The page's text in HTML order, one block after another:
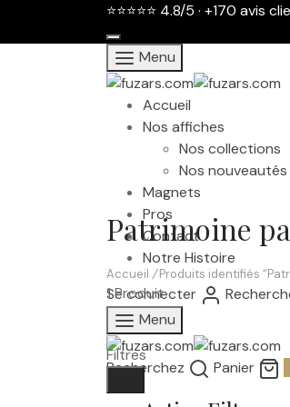
Menu
Accueil
Nos affiches
Nos collections
Nos nouveautés
Magnets
Pros
Contact
Notre Histoire
Se connecter
Menu
Recherchez Panier
Patrimoine
Accueil /Produits identifiés
1 Produit
Filtres